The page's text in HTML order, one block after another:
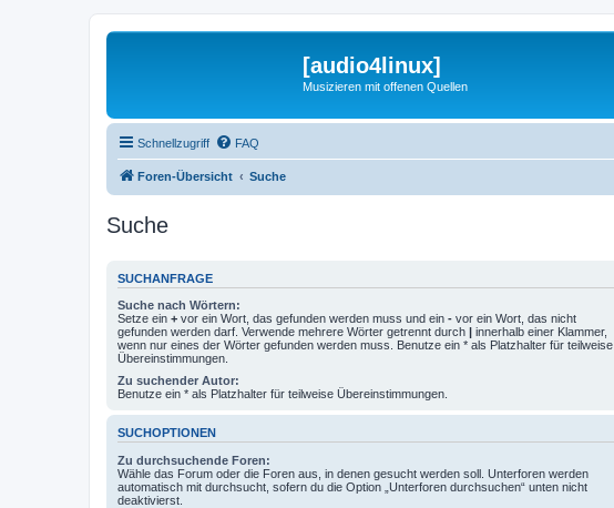
[audio4linux]
Musizieren mit offenen Quellen
Schnellzugriff FAQ
Foren-Übersicht Suche
Suche
SUCHANFRAGE
Suche nach Wörtern:
Setze ein + vor ein Wort, das gefunden werden muss und ein - vor ein Wort, das nicht
gefunden werden darf. Verwende mehrere Wörter getrennt durch | innerhalb einer Klammer,
wenn nur eines der Wörter gefunden werden muss. Benutze ein * als Platzhalter für teilweise
Übereinstimmungen.
Zu suchender Autor:
Benutze ein * als Platzhalter für teilweise Übereinstimmungen.
SUCHOPTIONEN
Zu durchsuchende Foren:
Wähle das Forum oder die Foren aus, in denen gesucht werden soll. Unterforen werden
automatisch mit durchsucht, sofern du die Option „Unterforen durchsuchen“ unten nicht
deaktivierst.